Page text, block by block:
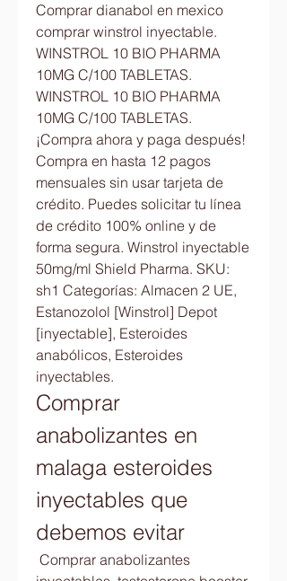
Comprar dianabol en mexico
comprar winstrol inyectable.
WINSTROL 10 BIO PHARMA
10MG C/100 TABLETAS.
WINSTROL 10 BIO PHARMA
10MG C/100 TABLETAS.
¡Compra ahora y paga después!
Compra en hasta 12 pagos
mensuales sin usar tarjeta de
crédito. Puedes solicitar tu línea
de crédito 100% online y de
forma segura. Winstrol inyectable
50mg/ml Shield Pharma. SKU:
sh1 Categorías: Almacen 2 UE,
Estanozolol [Winstrol] Depot
[inyectable], Esteroides
anabólicos, Esteroides
inyectables.
Comprar
anabolizantes en
malaga esteroides
inyectables que
debemos evitar